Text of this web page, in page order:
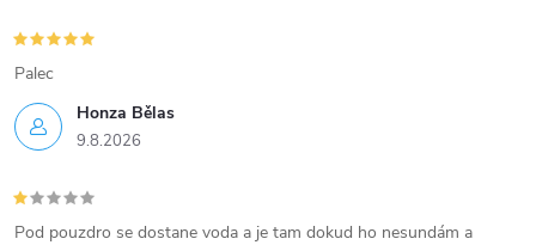
Honza Bělas
9.8.2026
Palec
Pod pouzdro se dostane voda a je tam dokud ho nesundám a